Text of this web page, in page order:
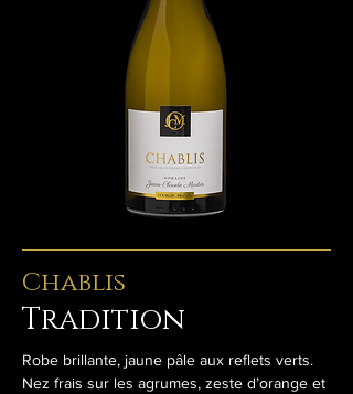
Chablis
Tradition
Robe brillante, jaune pâle aux reflets verts.
Nez frais sur les agrumes, zeste d’orange et